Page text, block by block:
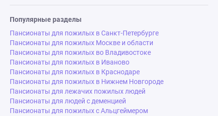
Популярные разделы
Пансионаты для пожилых в Санкт-Петербурге
Пансионаты для пожилых Москве и области
Пансионаты для пожилых во Владивостоке
Пансионаты для пожилых в Иваново
Пансионаты для пожилых в Краснодаре
Пансионаты для пожилых в Нижнем Новгороде
Пансионаты для лежачих пожилых людей
Пансионаты для людей с деменцией
Пансионаты для пожилых с Альцгеймером